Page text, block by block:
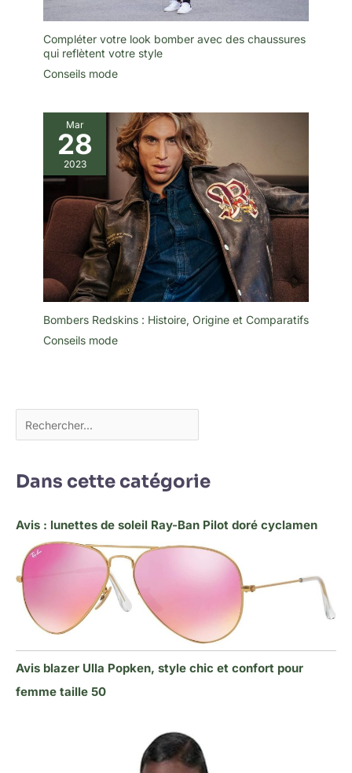
Compléter votre look bomber avec des chaussures
qui reflètent votre style
Conseils mode
Mar
28
2023
Bombers Redskins : Histoire, Origine et Comparatifs
Conseils mode
Dans cette catégorie
Avis : lunettes de soleil Ray-Ban Pilot doré cyclamen
Avis blazer Ulla Popken, style chic et confort pour
femme taille 50